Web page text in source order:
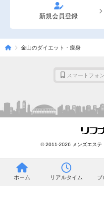
新規会員登録
金山のダイエット・痩身
スマートフォン
© 2011-2026 メンズエステ
ホーム リアルタイム ブ